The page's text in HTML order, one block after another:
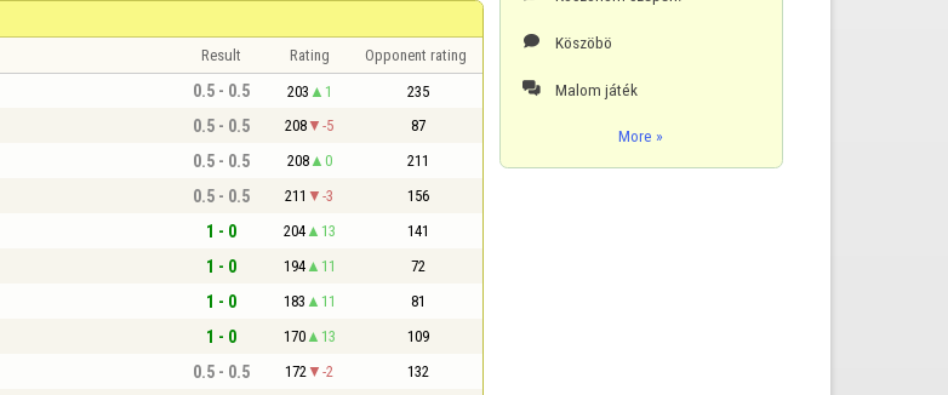
Result Rating Opponent rating
0.5 - 0.5 203 1 235
0.5 - 0.5 208 -5 87
0.5 - 0.5 208 0 211
0.5 - 0.5 211 -3 156
1 - 0 204 13 141
1 - 0 194 11 72
1 - 0 183 11 81
1 - 0 170 13 109
0.5 - 0.5 172 -2 132
 Köszöbö
 Malom játék
More »